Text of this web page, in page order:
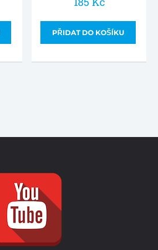
PŘIDAT DO KOŠÍKU